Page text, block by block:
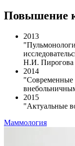
Повышение
2013
Н.И. Пирогова
2014
"Современные
2015
"Актуальные
Маммология